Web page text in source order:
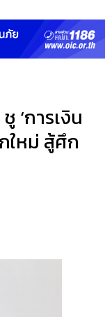
‘การเงิน
ใหม่ สู้ศึก